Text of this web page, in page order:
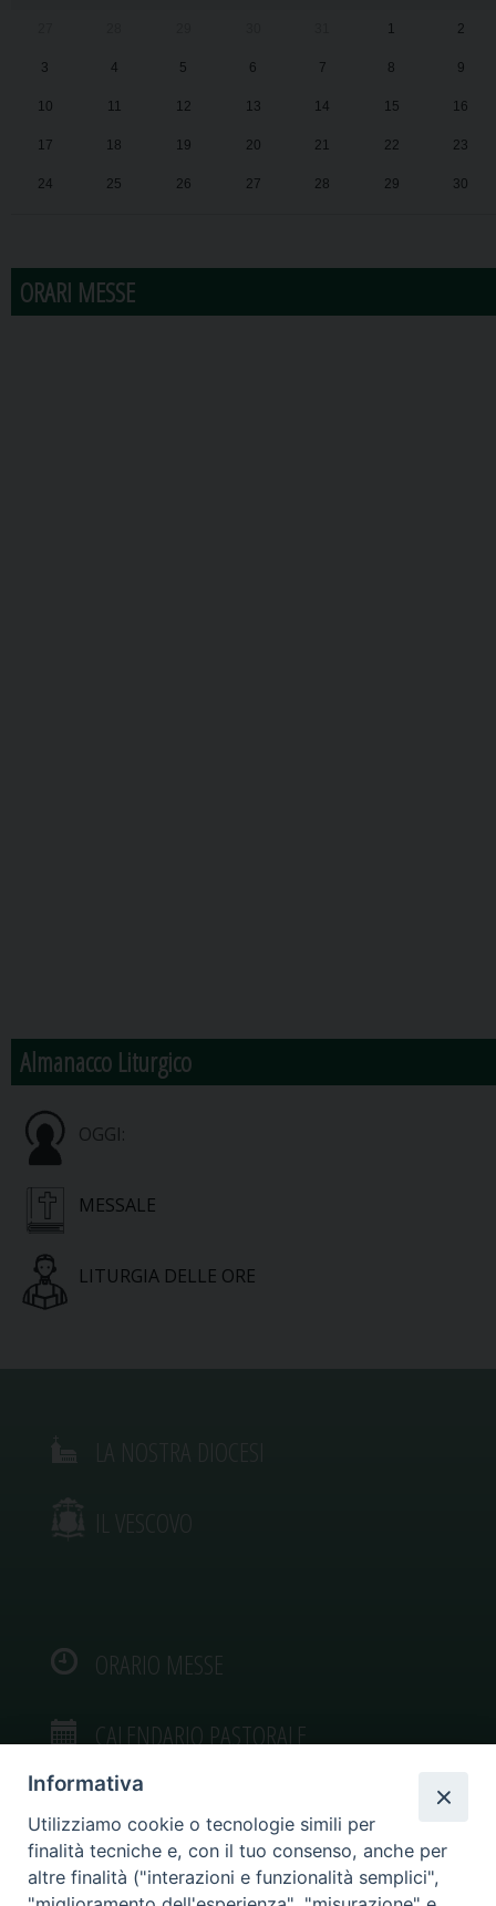
1 2
3 4 5 6 7 8 9
10 11 12 13 14 15 16
17 18 19 20 21 22 23
24 25 26 27 28 29 30
ORARI MESSE
Almanacco Liturgico
OGGI:
MESSALE
LITURGIA DELLE ORE
IL VESCOVO
ORARIO MESSE
CALENDARIO PASTORALE
VIDEOGALLERY
Informativa
Utilizziamo cookie o tecnologie simili per
finalità tecniche e, con il tuo consenso, anche per
altre finalità ("interazioni e funzionalità semplici",